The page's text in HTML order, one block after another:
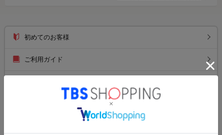
初めてのお客様
ご利用ガイド